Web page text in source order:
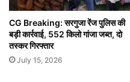
CG Breaking: सरगुजा रेंज पुलिस की
बड़ी कार्रवाई, 552 किलो गांजा जब्त, दो
तस्कर गिरफ्तार
July 15, 2026